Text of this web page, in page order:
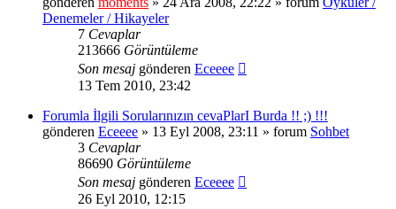
Denemeler / Hikayeler
7 Cevaplar
213666 Görüntüleme
Son mesaj gönderen Eceeee
13 Tem 2010, 23:42
Forumla İlgili Sorularınızın cevaPlarI Burda !! ;) !!!
gönderen Eceeee » 13 Eyl 2008, 23:11 » forum Sohbet
3 Cevaplar
86690 Görüntüleme
Son mesaj gönderen Eceeee
26 Eyl 2010, 12:15